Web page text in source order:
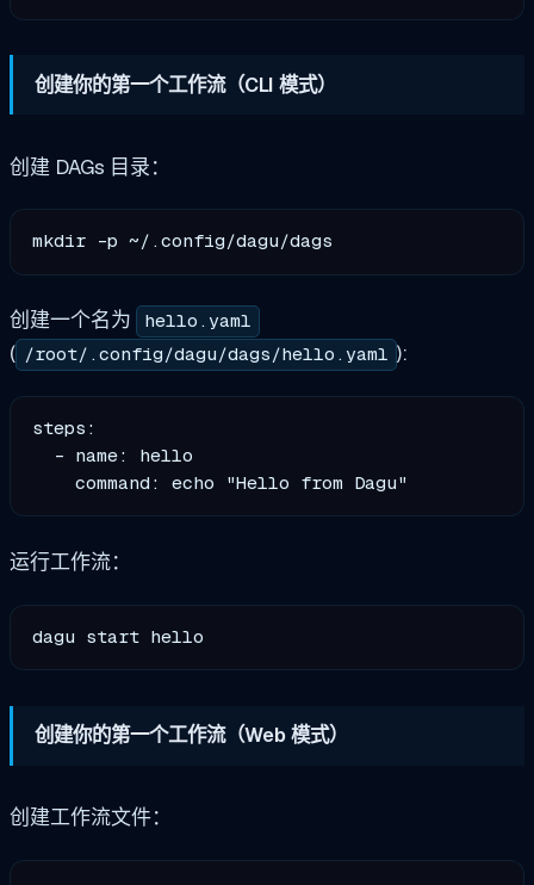
创建你的第一个工作流（CLI 模式）
创建 DAGs 目录：
创建一个名为 hello.yaml
( /root/.config/dagu/dags/hello.yaml ):
steps:
- name: hello
运行工作流：
创建你的第一个工作流（Web 模式）
创建工作流文件：